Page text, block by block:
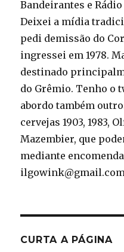
Bandeirantes e Rádio
Deixei a mídia
pedi demissão do
ingressei em 1978.
destinado
do Grêmio. Tenho o
abordo também
cervejas 1903, 1983,
Mazembier, que
mediante
CURTA A PÁGINA